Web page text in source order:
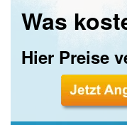
Was
Hier Preise